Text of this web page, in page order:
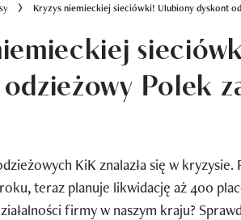
Kryzys niemieckiej sieciówki! Ulubiony dyskont
Polek
KiK znalazła się w
teraz planuje likwidację aż 400
firmy w naszym kraju?